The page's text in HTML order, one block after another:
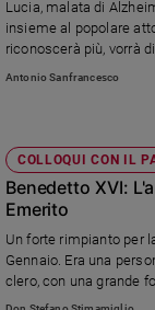
Lucia, malata di
insieme al popolare
riconoscerà più, vorrà
la lettera a Francesco
Antonio Sanfrancesco
COLLOQUI CON IL
Benedetto XVI:
Emerito
Un forte rimpianto per
Gennaio. Era una
clero, con una grande
grande contributo nella